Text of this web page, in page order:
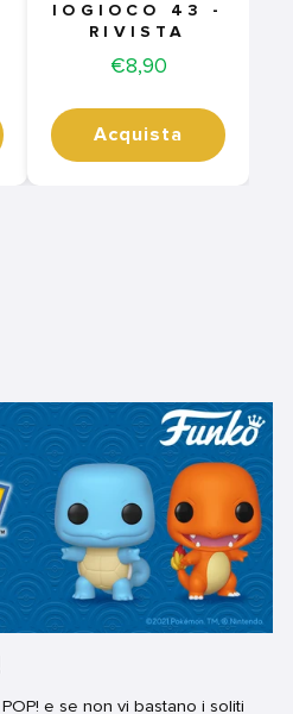
IOGIOCO 43 -
RIVISTA
Price
€8,90
Acquista
e se non vi bastano i soliti